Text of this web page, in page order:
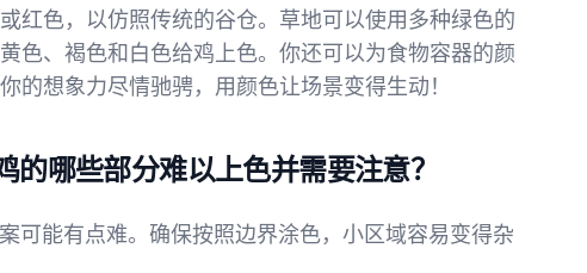
红色，以仿照传统的谷仓。草地可以使用多种绿色的
色、褐色和白色给鸡上色。你还可以为食物容器的颜
的想象力尽情驰骋，用颜色让场景变得生动！
哪些部分难以上色并需要注意？
可能有点难。确保按照边界涂色，小区域容易变得杂